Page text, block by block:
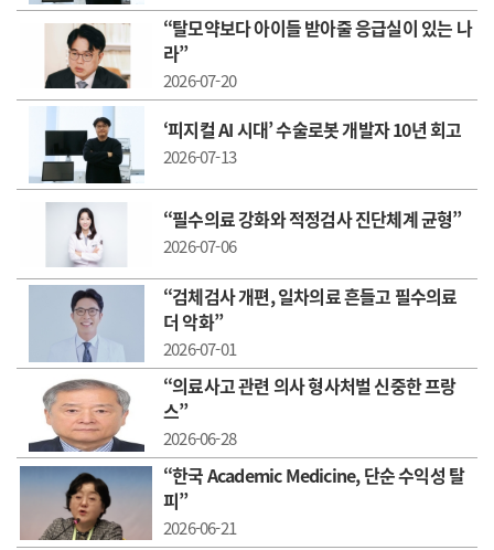
“탈모약보다 아이들 받아줄 응급실이 있는 나
라”
2026-07-20
‘피지컬 AI 시대’ 수술로봇 개발자 10년 회고
2026-07-13
“필수의료 강화와 적정검사 진단체계 균형”
2026-07-06
“검체검사 개편, 일차의료 흔들고 필수의료
더 악화”
2026-07-01
“ 의료사고 관련 의사 형사처벌 신중한 프랑
스”
2026-06-28
“한국 Academic Medicine, 단순 수익성 탈
피”
2026-06-21